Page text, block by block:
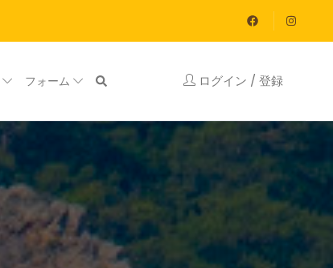
フォーム ログイン / 登録